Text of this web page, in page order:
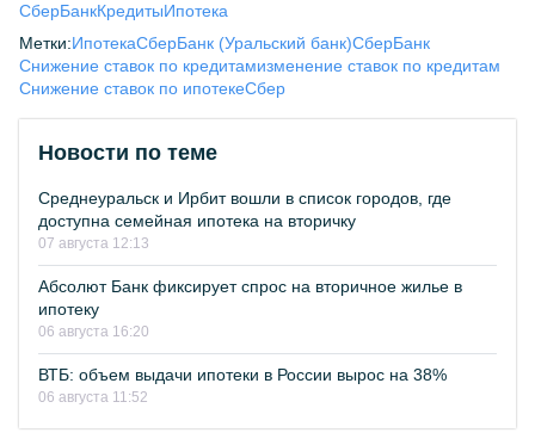
СберБанкКредитыИпотека
Метки:ИпотекаСберБанк (Уральский банк)СберБанк
Снижение ставок по кредитамизменение ставок по кредитам
Снижение ставок по ипотекеСбер
Новости по теме
Среднеуральск и Ирбит вошли в список городов, где
доступна семейная ипотека на вторичку
07 августа 12:13
Абсолют Банк фиксирует спрос на вторичное жилье в
ипотеку
06 августа 16:20
ВТБ: объем выдачи ипотеки в России вырос на 38%
06 августа 11:52